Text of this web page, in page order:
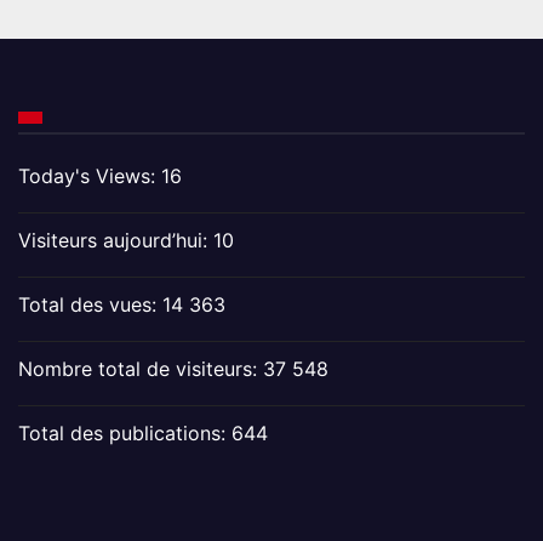
Today's Views: 16
Visiteurs aujourd’hui: 10
Total des vues: 14 363
Nombre total de visiteurs: 37 548
Total des publications: 644